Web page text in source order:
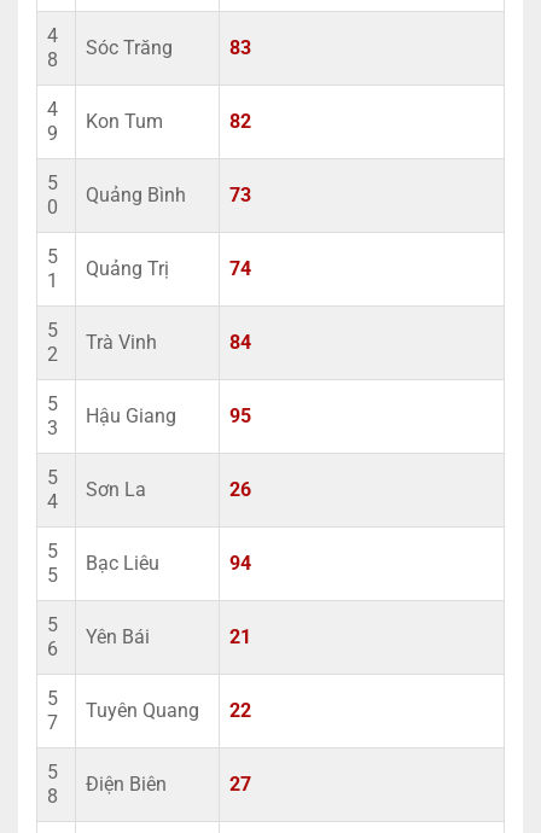
4
8
Sóc Trăng 83
4
9
Kon Tum 82
5
0
Quảng Bình 73
5
1
Quảng Trị 74
5
2
Trà Vinh 84
5
3
Hậu Giang 95
5
4
Sơn La 26
5
5
Bạc Liêu 94
5
6
Yên Bái 21
5
7
Tuyên Quang 22
5
8
Điện Biên 27